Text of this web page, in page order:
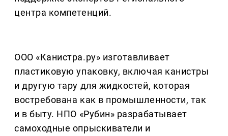
центра компетенций.
ООО «Канистра.ру» изготавливает
пластиковую упаковку, включая канистры
и другую тару для жидкостей, которая
востребована как в промышленности, так
и в быту. НПО «Рубин» разрабатывает
самоходные опрыскиватели и